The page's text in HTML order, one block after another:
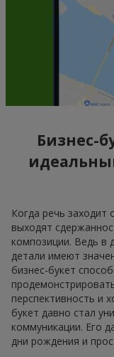
Бизнес-
Когда речь заходит
выходят
композиции. Ведь в
детали имеют
бизнес-букет
перспективность и
букет давно стал
коммуникации. Его
дни рождения и